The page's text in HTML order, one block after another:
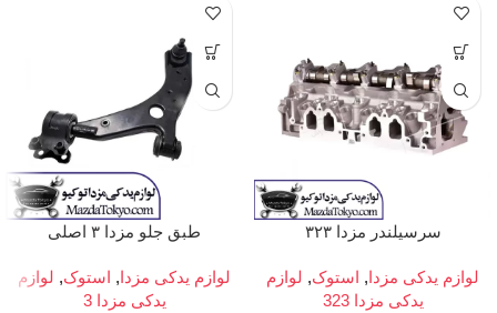
سرسیلندر مزدا ۳۲۳
لوازم یدکی مزدا, استوک, لوازم
یدکی مزدا 323
طبق جلو مزدا ۳ اصلی
لوازم یدکی مزدا, استوک, لوازم
یدکی مزدا 3